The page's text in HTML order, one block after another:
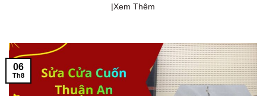
|Xem Thêm
06
Th8